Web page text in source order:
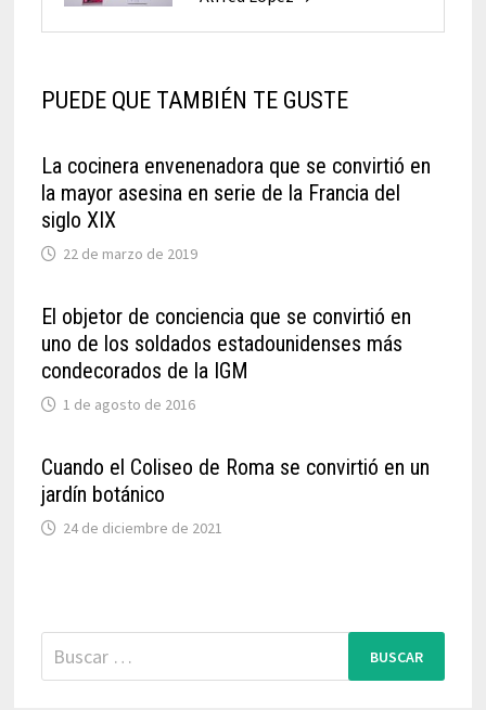
PUEDE QUE TAMBIÉN TE GUSTE
La cocinera envenenadora que se convirtió en
la mayor asesina en serie de la Francia del
siglo XIX
22 de marzo de 2019
El objetor de conciencia que se convirtió en
uno de los soldados estadounidenses más
condecorados de la IGM
1 de agosto de 2016
Cuando el Coliseo de Roma se convirtió en un
jardín botánico
24 de diciembre de 2021
Buscar: